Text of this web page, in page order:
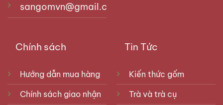
sangomvn@gmail.com
Chính sách
Hướng dẫn mua hàng
Chính sách giao nhận
Tin Tức
Kiến thức gốm
Trà và trà cụ